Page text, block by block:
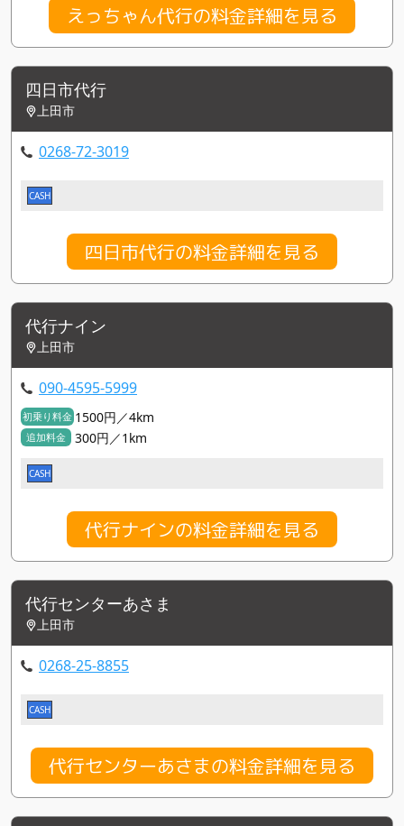
えっちゃん代行の料金詳細を見る
四日市代行
上田市
0268-72-3019
CASH
四日市代行の料金詳細を見る
代行ナイン
上田市
090-4595-5999
初乗り料金 1500円／4km
追加料金 300円／1km
CASH
代行ナインの料金詳細を見る
代行センターあさま
上田市
0268-25-8855
CASH
代行センターあさまの料金詳細を見る